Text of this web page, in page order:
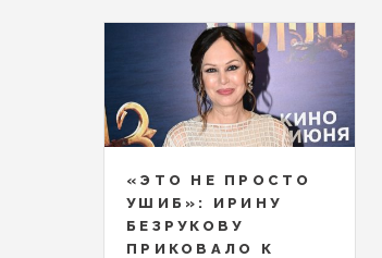
«ЭТО НЕ ПРОСТО
УШИБ»: ИРИНУ
БЕЗРУКОВУ
ПРИКОВАЛО К